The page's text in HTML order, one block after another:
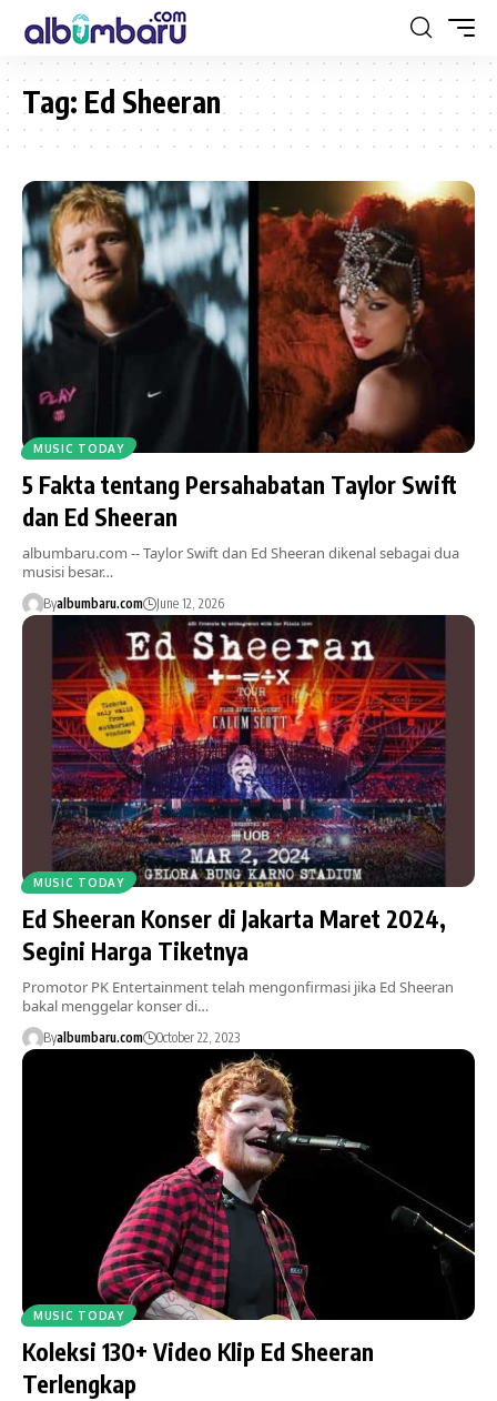
Tag: Ed Sheeran
MUSIC TODAY
5 Fakta tentang Persahabatan Taylor Swift
dan Ed Sheeran
albumbaru.com -- Taylor Swift dan Ed Sheeran dikenal sebagai dua
musisi besar…
Byalbumbaru.com June 12, 2026
MUSIC TODAY
Ed Sheeran Konser di Jakarta Maret 2024,
Segini Harga Tiketnya
Promotor PK Entertainment telah mengonfirmasi jika Ed Sheeran
bakal menggelar konser di…
Byalbumbaru.com October 22, 2023
MUSIC TODAY
Koleksi 130+ Video Klip Ed Sheeran
Terlengkap